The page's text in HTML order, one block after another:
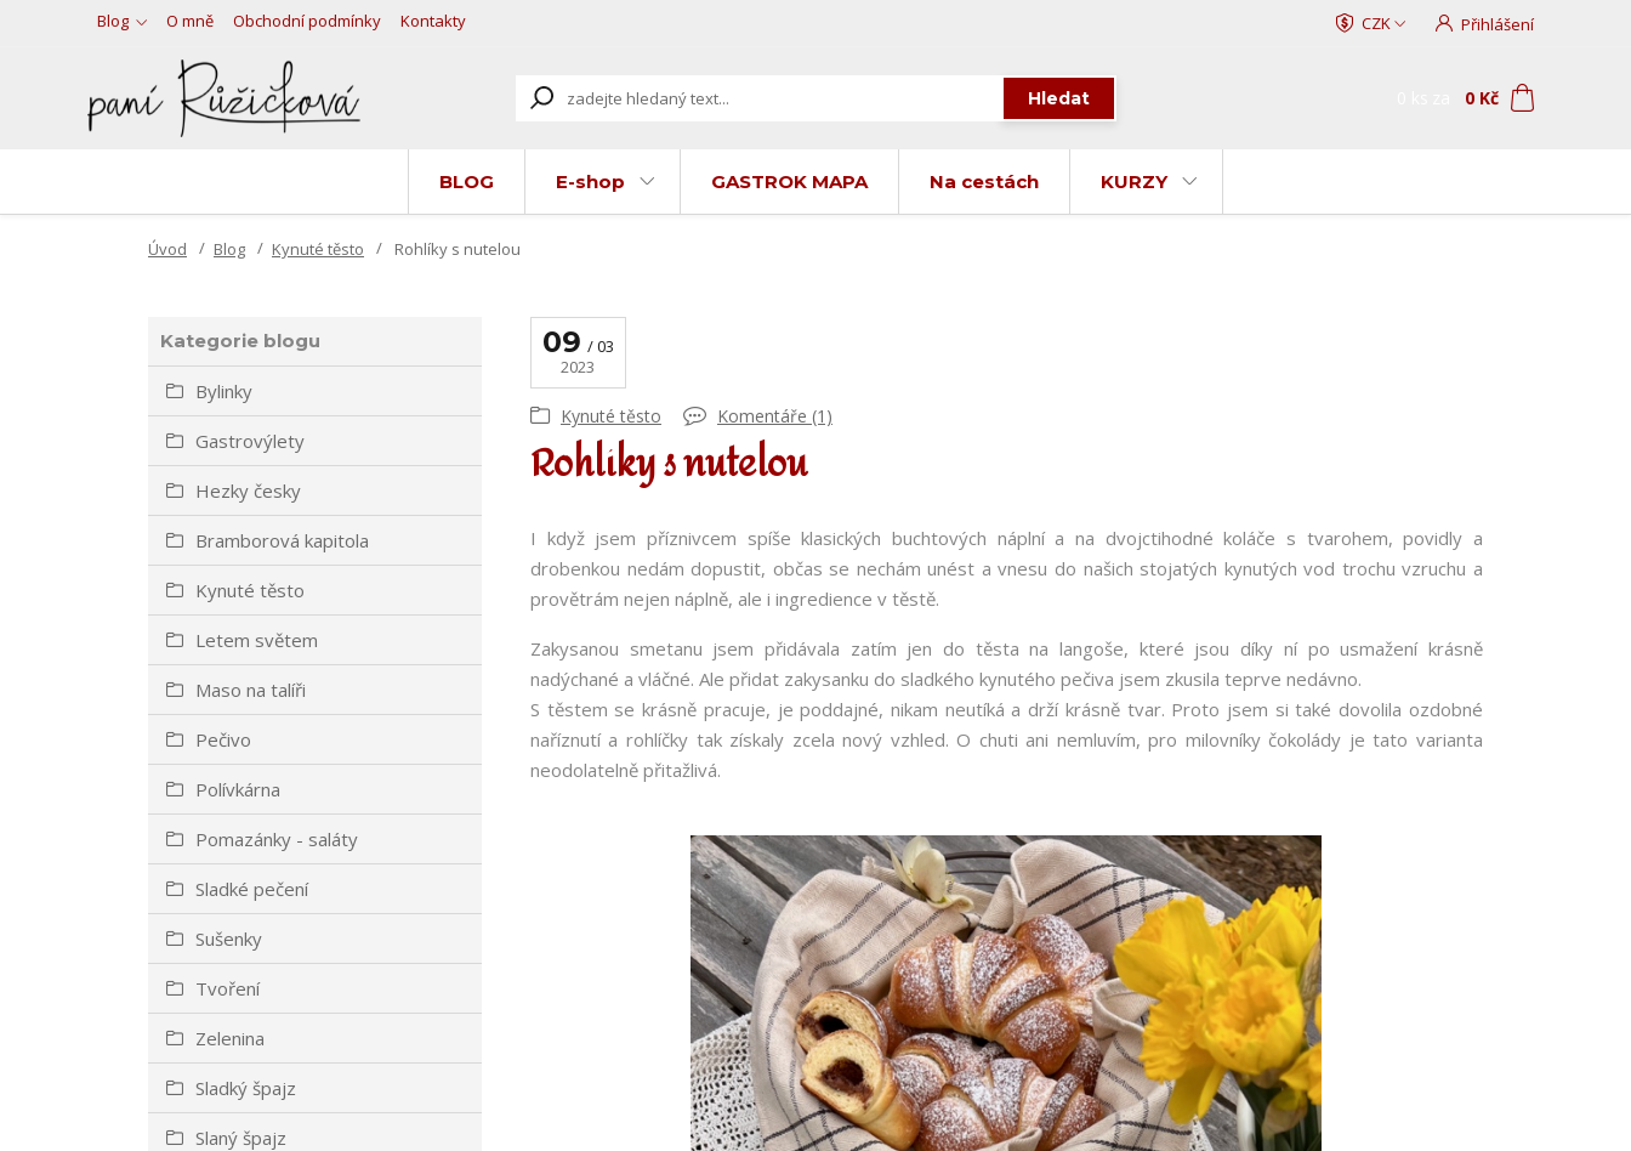
Blog O mně Obchodní podmínky Kontakty CZK Přihlášení
Hledat 0 Kč
BLOG E-shop GASTROK MAPA Na cestách KURZY
Úvod Blog Kynuté těsto Rohlíky s nutelou
Kategorie blogu
Bylinky
Gastrovýlety
Hezky česky
Bramborová kapitola
Kynuté těsto
Letem světem
Maso na talíři
Pečivo
Polívkárna
Pomazánky - saláty
Sladké pečení
Sušenky
Tvoření
Zelenina
Sladký špajz
Slaný špajz
09
03
2023
Kynuté těsto Komentáře (1)
Rohlíky s nutelou
I když jsem příznivcem spíše klasických buchtových náplní a na dvojctihodné koláče s tvarohem, povidly a
drobenkou nedám dopustit, občas se nechám unést a vnesu do našich stojatých kynutých vod trochu vzruchu a
provětrám nejen náplně, ale i ingredience v těstě.
Zakysanou smetanu jsem přidávala zatím jen do těsta na langoše, které jsou díky ní po usmažení krásně
nadýchané a vláčné. Ale přidat zakysanku do sladkého kynutého pečiva jsem zkusila teprve nedávno.
S těstem se krásně pracuje, je poddajné, nikam neutíká a drží krásně tvar. Proto jsem si také dovolila ozdobné
naříznutí a rohlíčky tak získaly zcela nový vzhled. O chuti ani nemluvím, pro milovníky čokolády je tato varianta
neodolatelně přitažlivá.